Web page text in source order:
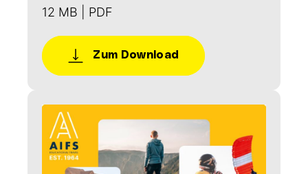
12 MB | PDF
Zum Download